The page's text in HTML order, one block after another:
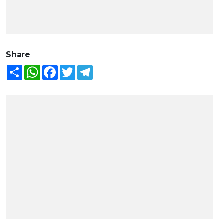
Share
Share WhatsAppFacebook
Twitter